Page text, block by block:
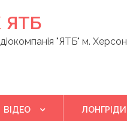
ЯТБ
"ЯТБ" м. Херсон
ВІДЕО ЛОНГРІДИ